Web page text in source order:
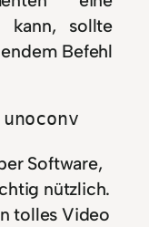
kann, sollte
Befehl
Software,
nützlich.
tolles Video